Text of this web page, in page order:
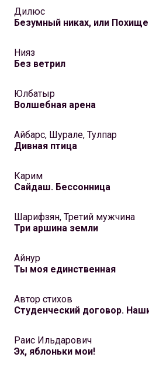
Дилюс
Безумный никах, или
Нияз
Без ветрил
Юлбатыр
Волшебная арена
Айбарс, Шурале, Тулпар
Дивная птица
Карим
Сайдаш. Бессонница
Шарифзян, Третий мужчина
Три аршина земли
Айнур
Ты моя единственная
Автор стихов
Студенческий договор.
Раис Ильдарович
Эх, яблоньки мои!